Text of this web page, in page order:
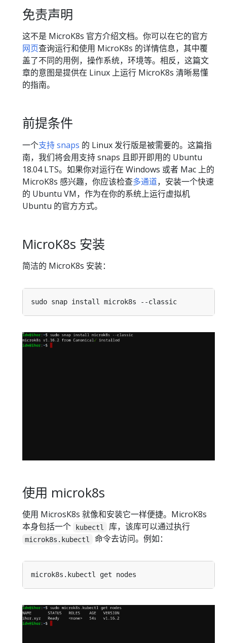
免责声明
这不是 MicroK8s 官方介绍文档。你可以在它的官方
网页查询运行和使用 MicroK8s 的详情信息，其中覆
盖了不同的用例，操作系统，环境等。相反，这篇文
章的意图是提供在 Linux 上运行 MicroK8s 清晰易懂
的指南。
前提条件
一个支持 snaps 的 Linux 发行版是被需要的。这篇指
南，我们将会用支持 snaps 且即开即用的 Ubuntu
18.04 LTS。如果你对运行在 Windows 或者 Mac 上的
MicroK8s 感兴趣，你应该检查多通道，安装一个快速
的 Ubuntu VM，作为在你的系统上运行虚拟机
Ubuntu 的官方方式。
MicroK8s 安装
简洁的 MicroK8s 安装：
使用 microk8s
使用 MicrosK8s 就像和安装它一样便捷。MicroK8s
本身包括一个
kubectl 库，该库可以通过执行
microk8s.kubectl 命令去访问。例如：